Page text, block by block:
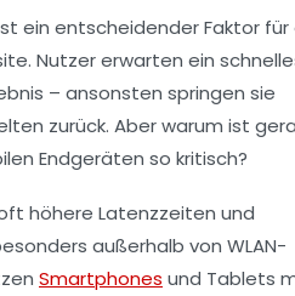
ein entscheidender Faktor für
Nutzer erwarten ein
– ansonsten springen sie
zurück. Aber warum ist
Endgeräten so kritisch?
höhere Latenzzeiten und
außerhalb von WLAN-
Smartphones und Tablets